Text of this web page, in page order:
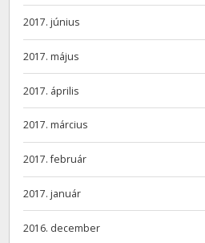
2017. június
2017. május
2017. április
2017. március
2017. február
2017. január
2016. december